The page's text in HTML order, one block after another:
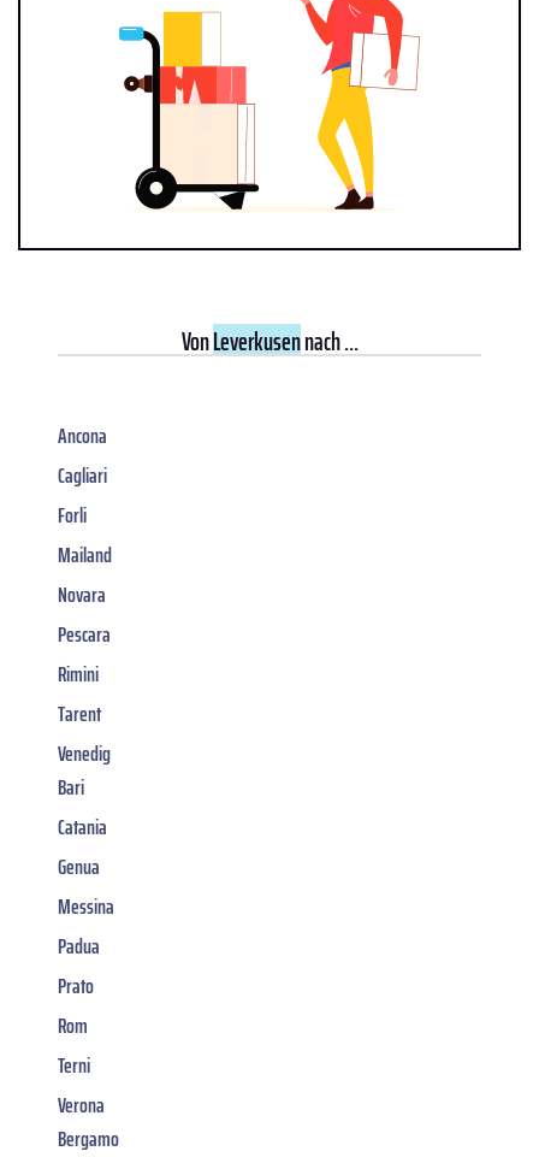
VonLeverkusennach ...
Ancona
Cagliari
Forli
Mailand
Novara
Pescara
Rimini
Tarent
Venedig
Bari
Catania
Genua
Messina
Padua
Prato
Rom
Terni
Verona
Bergamo